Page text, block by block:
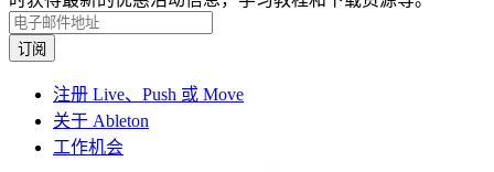
注册 Live、Push 或 Move
关于 Ableton
工作机会